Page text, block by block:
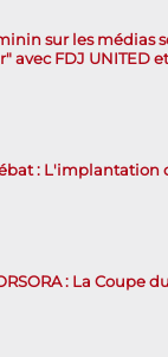
sur les médias
avec FDJ UNITED
: L'implantation
: La Coupe